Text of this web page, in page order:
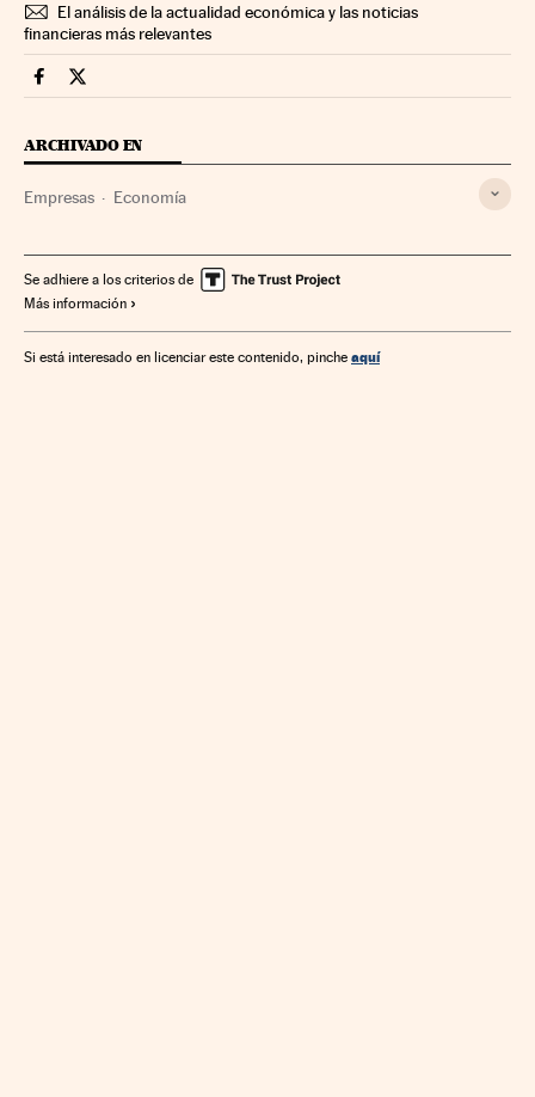
El análisis de la actualidad económica y las noticias
financieras más relevantes
Companias Cinco Días en Facebook
Companias Cinco Días en Twitter
ARCHIVADO EN
Empresas Economía
Se adhiere a los criterios de
Más información
Si está interesado en licenciar este contenido, pinche aquí